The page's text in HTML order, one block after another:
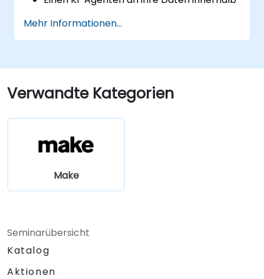
Einen echten Prozess durchgängig zu
automatisieren, einschließlich
Mehr Informationen...
Verwandte Kategorien
Make
Seminarübersicht
Katalog
Aktionen